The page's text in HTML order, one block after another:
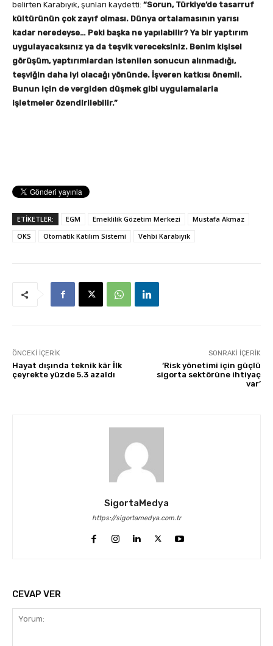
belirten Karabıyık, şunları kaydetti: “Sorun, Türkiye’de tasarruf
kültürünün çok zayıf olması. Dünya ortalamasının yarısı
kadar neredeyse… Peki başka ne yapılabilir? Ya bir yaptırım
uygulayacaksınız ya da teşvik vereceksiniz. Benim kişisel
görüşüm, yaptırımlardan istenilen sonucun alınmadığı,
teşviğin daha iyi olacağı yönünde. İşveren katkısı önemli.
Bunun için de vergiden düşmek gibi uygulamalarla
işletmeler özendirilebilir.”
ETİKETLER: EGM Emeklilik Gözetim Merkezi
Mustafa Akmaz
OKS
Otomatik Katılım Sistemi Vehbi Karabıyık
ÖNCEKI İÇERIK
Hayat dışında teknik kâr İlk
çeyrekte yüzde 5.3 azaldı
SONRAKI İÇERIK
‘Risk yönetimi için güçlü
sigorta sektörüne ihtiyaç
var’
SigortaMedya
https://sigortamedya.com.tr
CEVAP VER